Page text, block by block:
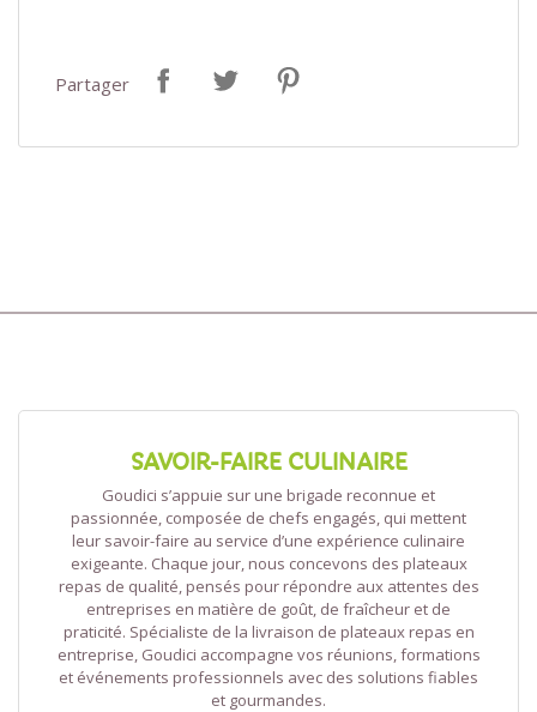
Créer une liste d'envies ×
Connexion ×
Partager
SAVOIR-FAIRE CULINAIRE
Goudici s’appuie sur une brigade reconnue et
passionnée, composée de chefs engagés, qui mettent
leur savoir-faire au service d’une expérience culinaire
exigeante. Chaque jour, nous concevons des plateaux
repas de qualité, pensés pour répondre aux attentes des
entreprises en matière de goût, de fraîcheur et de
praticité. Spécialiste de la livraison de plateaux repas en
entreprise, Goudici accompagne vos réunions, formations
et événements professionnels avec des solutions fiables
et gourmandes.